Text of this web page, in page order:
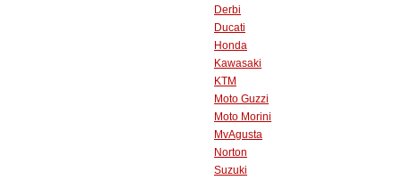
Derbi
Ducati
Honda
Kawasaki
KTM
Moto Guzzi
Moto Morini
MvAgusta
Norton
Suzuki